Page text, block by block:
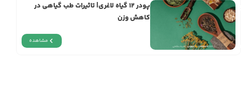
پودر ۱۲ گیاه لاغری| تاثیرات طب گیاهی در
کاهش وزن
مشاهده